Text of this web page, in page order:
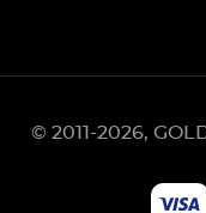
© 2011-2026,